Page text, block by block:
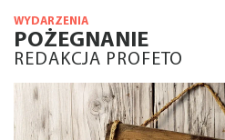
WYDARZENIA
POŻEGNANIE
REDAKCJA PROFETO